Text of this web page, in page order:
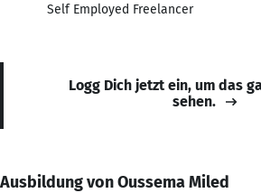
Self Employed Freelancer
Logg Dich jetzt ein, um das
sehen.
Ausbildung von Oussema Miled